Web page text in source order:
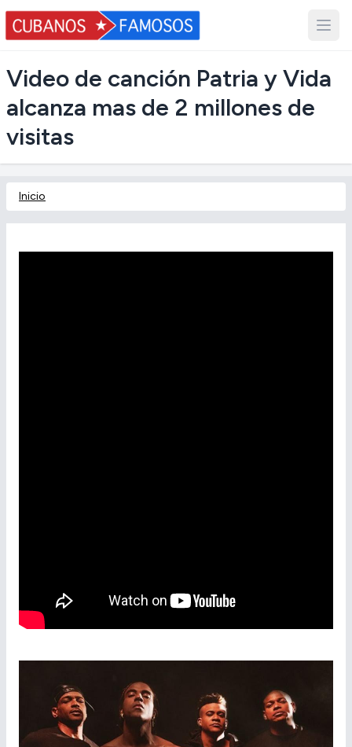
Video de canción Patria y Vida
alcanza mas de 2 millones de
visitas
Inicio